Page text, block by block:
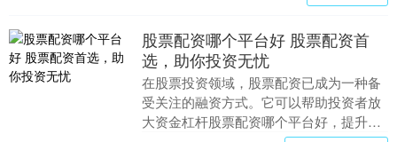
股票配资哪个平台好 股票配资首
选，助你投资无忧
在股票投资领域，股票配资已成为一种备
受关注的融资方式。它可以帮助投资者放
大资金杠杆股票配资哪个平台好，提升投